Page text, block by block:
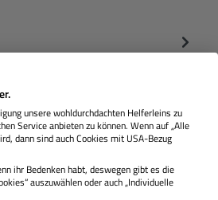
mehreren Rechnern gleichzeitig
Sie zusätzliche Arbeitsplätze,
unsere wohldurchdachten Helferleins zu
Service anbieten zu können. Wenn auf „Alle
dann sind auch Cookies mit USA-Bezug
ihr Bedenken habt, deswegen gibt es die
auszuwählen oder auch „Individuelle